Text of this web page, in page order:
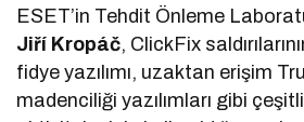
ESET’in Tehdit Önleme
Jiří Kropáč, ClickFix
fidye yazılımı, uzaktan erişim
madenciliği yazılımları gibi